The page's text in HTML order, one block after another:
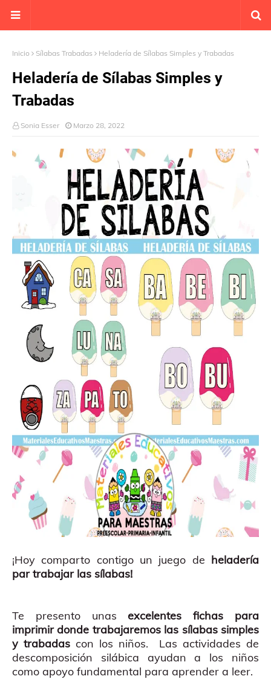
Inicio Sílabas Trabadas Heladería de Sílabas Simples y Trabadas
Heladería de Sílabas Simples y
Trabadas
Sonia Esser Marzo 28, 2022
¡Hoy comparto contigo un juego de heladería
par trabajar las sílabas!
Te presento unas excelentes fichas para
imprimir donde trabajaremos las sílabas simples
y trabadas con los niños. Las actividades de
descomposición silábica ayudan a los niños
como apoyo fundamental para aprender a leer.